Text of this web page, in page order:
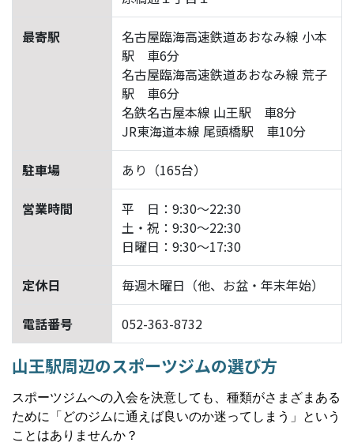
最寄駅
名古屋臨海高速鉄道あおなみ線 小本
駅 車6分
名古屋臨海高速鉄道あおなみ線 荒子
駅 車6分
名鉄名古屋本線 山王駅 車8分
JR東海道本線 尾頭橋駅 車10分
駐車場 あり（165台）
営業時間
平 日：9:30～22:30
土・祝：9:30～22:30
日曜日：9:30～17:30
定休日 毎週木曜日（他、お盆・年末年始）
電話番号 052-363-8732
山王駅周辺のスポーツジムの選び方
スポーツジムへの入会を決意しても、種類がさまざまある
ために「どのジムに通えば良いのか迷ってしまう」という
ことはありませんか？